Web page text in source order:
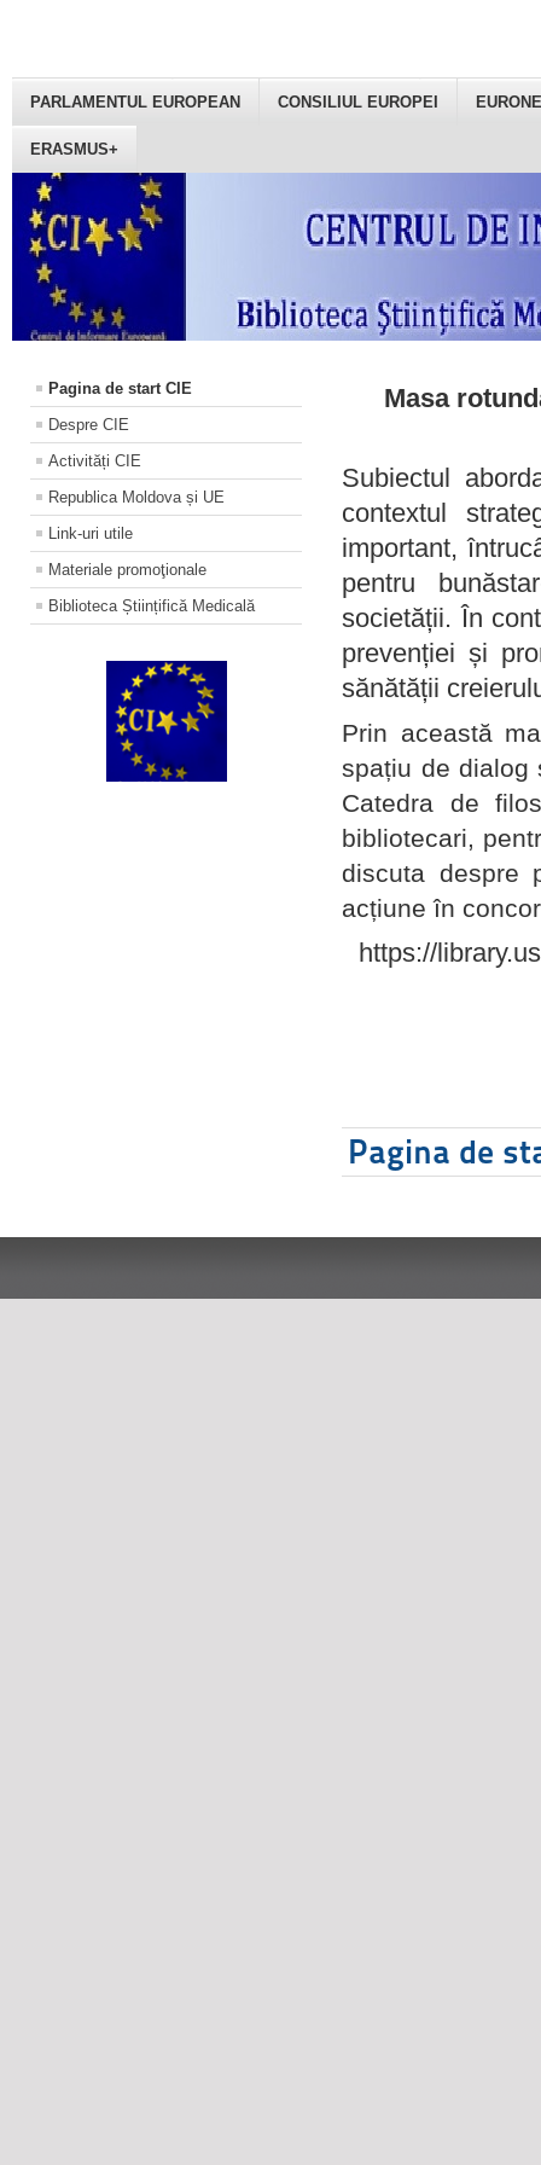
PARLAMENTUL EUROPEAN CONSILIUL EUROPEI
ERASMUS+
Pagina de start CIE
Despre CIE
Activități CIE
Republica Moldova și UE
Link-uri utile
Materiale promoţionale
Biblioteca Științifică Medicală
Masa
Subiectul
contextul
important,
pentru
societății. În
prevenției și
sănătății
Prin această
spațiu de dialog
Catedra de
bibliotecari,
discuta despre
acțiune în
https://
Pagina de